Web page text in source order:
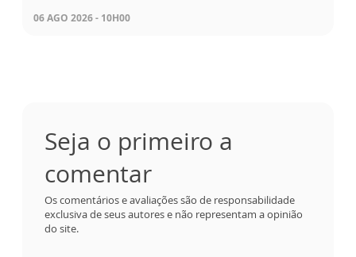
06 AGO 2026 - 10H00
Seja o primeiro a
comentar
Os comentários e avaliações são de responsabilidade
exclusiva de seus autores e não representam a opinião
do site.